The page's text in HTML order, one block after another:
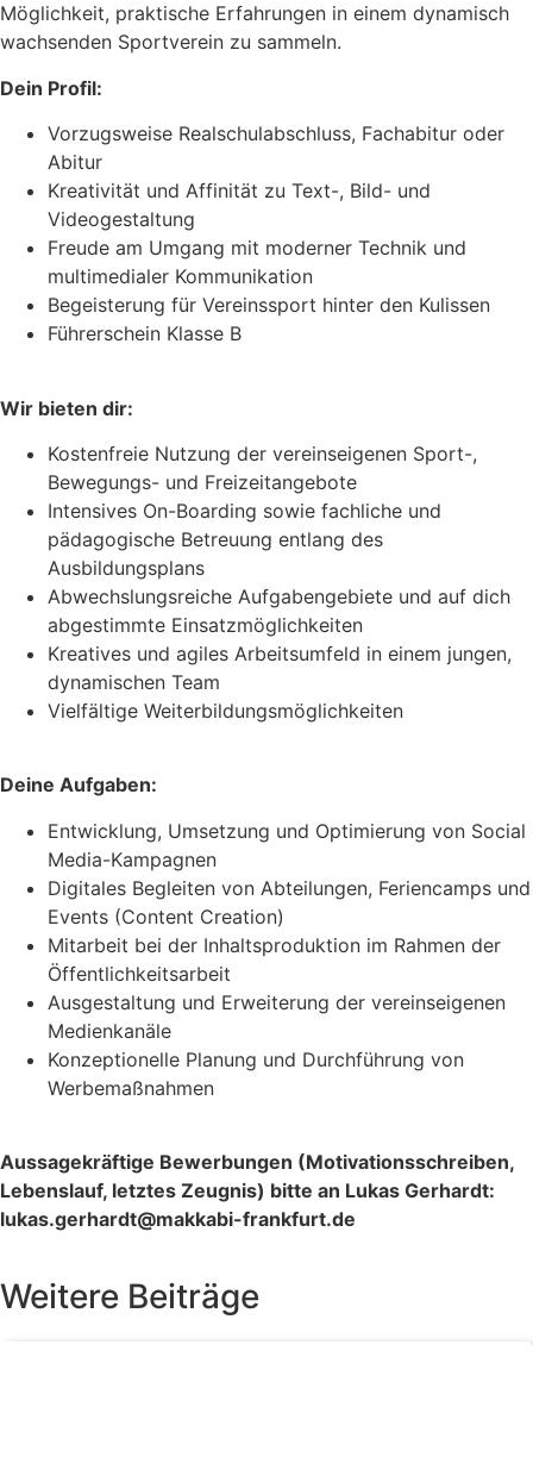
Möglichkeit, praktische Erfahrungen in einem dynamisch
wachsenden Sportverein zu sammeln.
Dein Profil:
Vorzugsweise Realschulabschluss, Fachabitur oder
Abitur
Kreativität und Affinität zu Text-, Bild- und
Videogestaltung
Freude am Umgang mit moderner Technik und
multimedialer Kommunikation
Begeisterung für Vereinssport hinter den Kulissen
Führerschein Klasse B
Wir bieten dir:
Kostenfreie Nutzung der vereinseigenen Sport-,
Bewegungs- und Freizeitangebote
Intensives On-Boarding sowie fachliche und
pädagogische Betreuung entlang des
Ausbildungsplans
Abwechslungsreiche Aufgabengebiete und auf dich
abgestimmte Einsatzmöglichkeiten
Kreatives und agiles Arbeitsumfeld in einem jungen,
dynamischen Team
Vielfältige Weiterbildungsmöglichkeiten
Deine Aufgaben:
Entwicklung, Umsetzung und Optimierung von Social
Media-Kampagnen
Digitales Begleiten von Abteilungen, Feriencamps und
Events (Content Creation)
Mitarbeit bei der Inhaltsproduktion im Rahmen der
Öffentlichkeitsarbeit
Ausgestaltung und Erweiterung der vereinseigenen
Medienkanäle
Konzeptionelle Planung und Durchführung von
Werbemaßnahmen
Aussagekräftige Bewerbungen (Motivationsschreiben,
Lebenslauf, letztes Zeugnis) bitte an Lukas Gerhardt:
lukas.gerhardt@makkabi-frankfurt.de
Weitere Beiträge